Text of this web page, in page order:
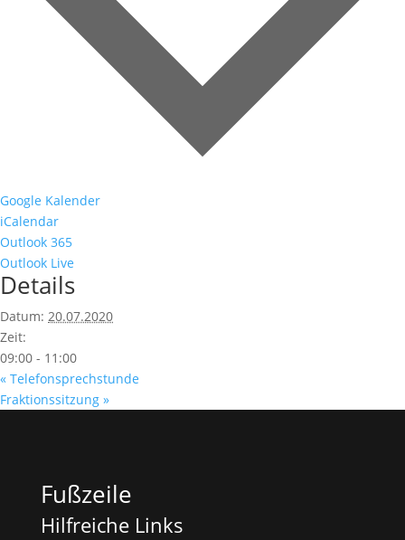
Google Kalender
iCalendar
Outlook 365
Outlook Live
Details
Datum: 20.07.2020
Zeit:
09:00 - 11:00
« Telefonsprechstunde
Fraktionssitzung »
Fußzeile
Hilfreiche Links